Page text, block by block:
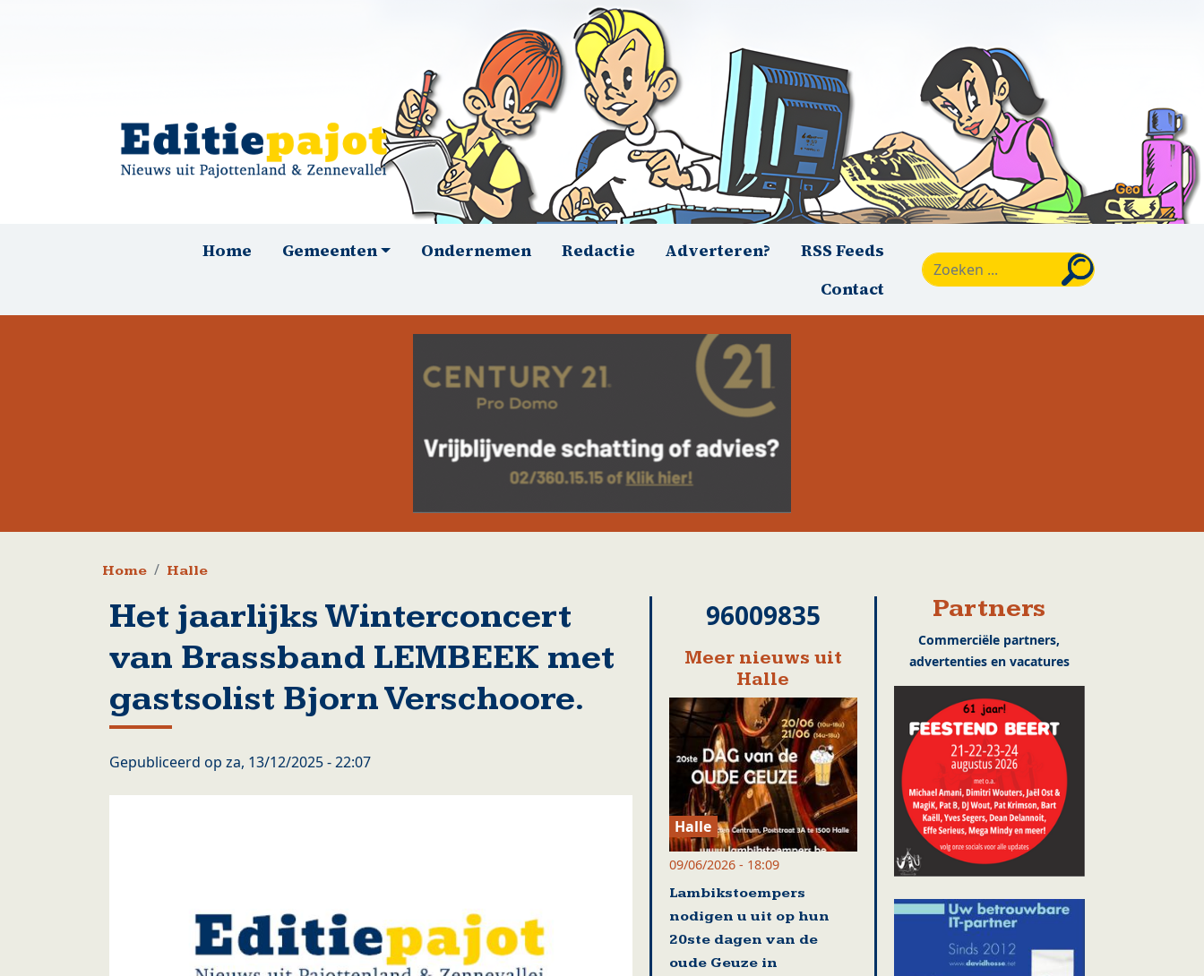
HoofdnavigatieHome Gemeenten Ondernemen Redactie Adverteren?
RSS Feeds
Contact
Kruimelpad
Home Halle
Het jaarlijks Winterconcert
van Brassband LEMBEEK met
gastsolist Bjorn Verschoore.
Gepubliceerd op za, 13/12/2025 - 22:07
96009835
Meer nieuws uit
Halle
Halle
09/06/2026 - 18:09
Lambikstoempers
nodigen u uit op hun
20ste dagen van de
oude Geuze in
Partners
Commerciële partners,
advertenties en vacatures